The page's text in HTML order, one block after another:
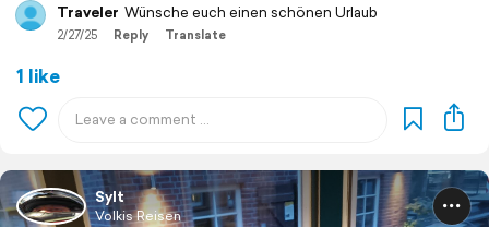
Traveler Wünsche euch einen schönen Urlaub
2/27/25 Reply Translate
1 like
Sylt
Volkis Reisen